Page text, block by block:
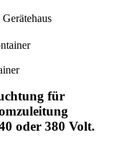
für
oder 380 Volt.